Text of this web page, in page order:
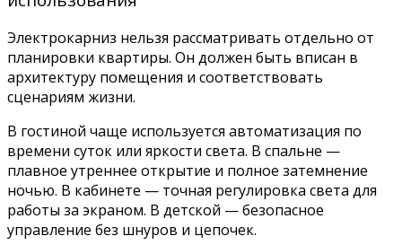
Электрокарниз нельзя рассматривать отдельно от
планировки квартиры. Он должен быть вписан в
архитектуру помещения и соответствовать
сценариям жизни.
В гостиной чаще используется автоматизация по
времени суток или яркости света. В спальне —
плавное утреннее открытие и полное затемнение
ночью. В кабинете — точная регулировка света для
работы за экраном. В детской — безопасное
управление без шнуров и цепочек.